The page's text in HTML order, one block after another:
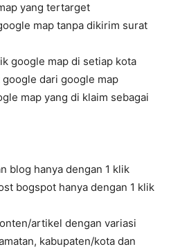
yang tertarget
map tanpa dikirim surat
google map di setiap kota
dari google map
map yang di klaim sebagai
blog hanya dengan 1 klik
bogspot hanya dengan 1 klik
artikel dengan variasi
kabupaten/kota dan